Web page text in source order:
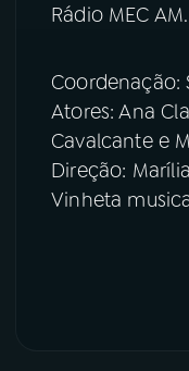
Rádio MEC AM.
Coordenação:
Atores: Ana
Cavalcante e
Direção:
Vinheta